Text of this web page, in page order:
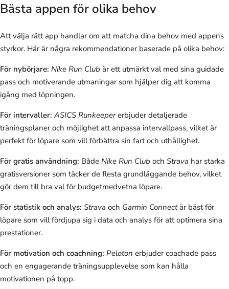
Bästa appen för olika behov
Att välja rätt app handlar om att matcha dina behov med appens
styrkor. Här är några rekommendationer baserade på olika behov:
För nybörjare: Nike Run Club är ett utmärkt val med sina guidade
pass och motiverande utmaningar som hjälper dig att komma
igång med löpningen.
För intervaller: ASICS Runkeepererbjuder detaljerade
träningsplaner och möjlighet att anpassa intervallpass, vilket är
perfekt för löpare som vill förbättra sin fart och uthållighet.
För gratis användning: Både Nike Run Club och Strava har starka
gratisversioner som täcker de flesta grundläggande behov, vilket
gör dem till bra val för budgetmedvetna löpare.
För statistik och analys: Strava och Garmin Connectär bäst för
löpare som vill fördjupa sig i data och analys för att optimera sina
prestationer.
För motivation och coachning: Peloton erbjuder coachade pass
och en engagerande träningsupplevelse som kan hålla
motivationen på topp.